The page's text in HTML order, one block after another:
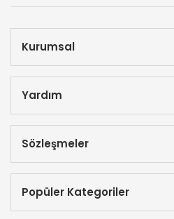
Kurumsal
Yardım
Sözleşmeler
Popüler Kategoriler